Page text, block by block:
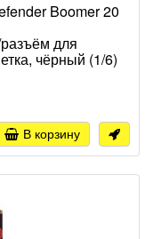
Boomer 20
для
чёрный (1/6)
В корзину